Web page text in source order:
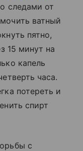
следами от
ватный
пятно,
15 минут на
капель
часа.
потереть и
спирт
с